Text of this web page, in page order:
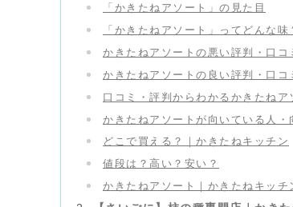
「かきたねアソート」の見た目
「かきたねアソート」ってどんな味
かきたねアソートの悪い評判・口コ
かきたねアソートの良い評判・口コ
口コミ・評判からわかるかきたねア
かきたねアソートが向いている人・
どこで買える？｜かきたねキッチン
値段は？高い？安い？
かきたねアソート｜かきたねキッチ